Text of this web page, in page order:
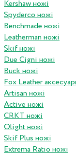
Kershaw ножі
Spyderco ножі
Benchmade ножі
Leatherman ножі
Skif ножі
Due Cigni ножі
Buck ножі
Fox Leather
Artisan ножі
Active ножі
CRKT ножі
Olight ножі
Skif Plus ножі
Extrema Ratio ножі